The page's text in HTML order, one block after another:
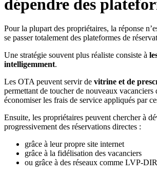
dépendre des
Pour la plupart des propriétaires, la réponse
se passer totalement des plateformes de
Une stratégie souvent plus réaliste consiste à
intelligemment.
Les OTA peuvent servir de vitrine et de
permettant de toucher de nouveaux vacanciers
économiser les frais de service appliqués par
Ensuite, les propriétaires peuvent chercher à
progressivement des réservations directes :
grâce à leur propre site internet
grâce à la fidélisation des vacanciers
ou grâce à des réseaux comme LVP-